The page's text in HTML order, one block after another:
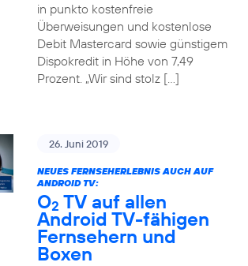
in punkto kostenfreie
Überweisungen und kostenlose
Debit Mastercard sowie günstigem
Dispokredit in Höhe von 7,49
Prozent. „Wir sind stolz […]
26. Juni 2019
NEUES FERNSEHERLEBNIS AUCH AUF
ANDROID TV:
O2 TV auf allen
Android TV-fähigen
Fernsehern und
Boxen